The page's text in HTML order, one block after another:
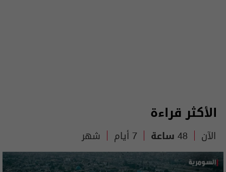
الأكثر قراءة
الآن 48 ساعة 7 أيام شهر